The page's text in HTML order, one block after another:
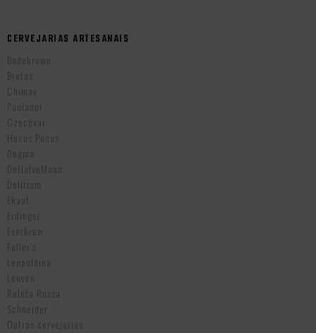
CERVEJARIAS ARTESANAIS
Bodebrown
Brotas
Chimay
Paulaner
Czechvar
Hocus Pocus
Dogma
DeHalveMaan
Delirium
Ekaut
Erdinger
Everbrew
Fuller’s
Leopoldina
Leuven
Roleta Russa
Schneider
Outras cervejarias